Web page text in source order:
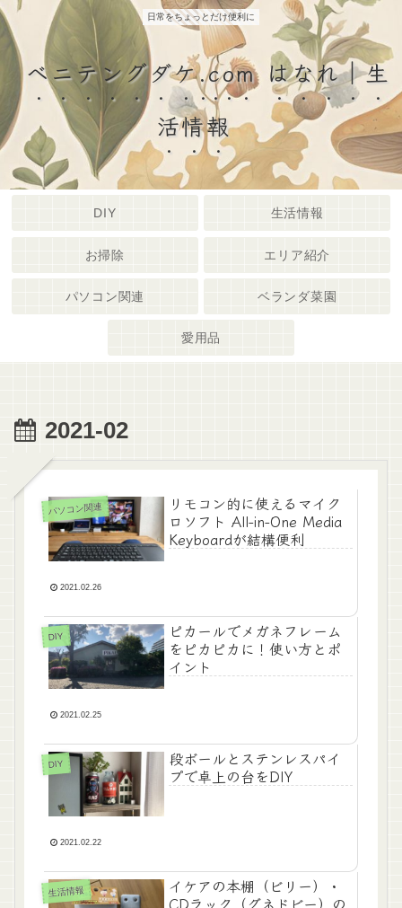
日常をちょっとだけ便利に
ベニテングダケ.com はなれ｜生
活情報
DIY 生活情報
お掃除 エリア紹介
パソコン関連 ベランダ菜園
愛用品
2021-02
パソコン関連
リモコン的に使えるマイク
ロソフト All-in-One Media
Keyboardが結構便利
2021.02.26
DIY
ピカールでメガネフレーム
をピカピカに！使い方とポ
イント
2021.02.25
DIY
段ボールとステンレスパイ
プで卓上の台をDIY
2021.02.22
生活情報
イケアの本棚（ビリー）・
CDラック（グネドビー）の